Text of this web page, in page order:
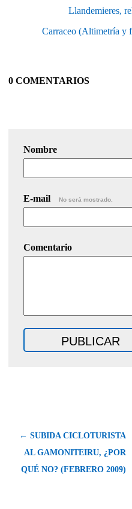
Llandemieres,
Carraceo (Altimetría y
0 COMENTARIOS
Nombre
E-mail No será mostrado.
Comentario
← SUBIDA CICLOTURISTA
AL GAMONITEIRU, ¿POR
QUÉ NO? (FEBRERO 2009)